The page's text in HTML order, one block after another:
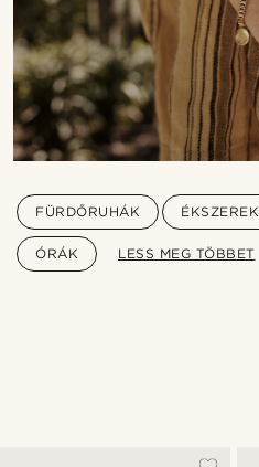
FÜRDŐRUHÁK ÉKSZEREK
ÓRÁK LESS MEG TÖBBET